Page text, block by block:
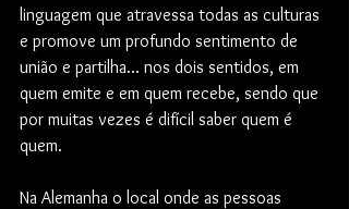
linguagem que atravessa todas as culturas
e promove um profundo sentimento de
união e partilha... nos dois sentidos, em
quem emite e em quem recebe, sendo que
por muitas vezes é difícil saber quem é
quem.
Na Alemanha o local onde as pessoas